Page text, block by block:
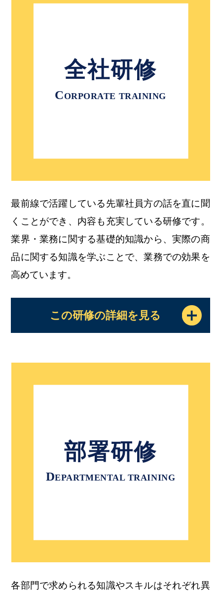
全社研修
CORPORATE TRAINING
最前線で活躍している先輩社員方の話を直に聞
くことができ、内容も充実している研修です。
業界・業務に関する基礎的知識から、実際の商
品に関する知識を学ぶことで、業務での効果を
高めています。
この研修の詳細を見る
部署研修
DEPARTMENTAL TRAINING
各部門で求められる知識やスキルはそれぞれ異